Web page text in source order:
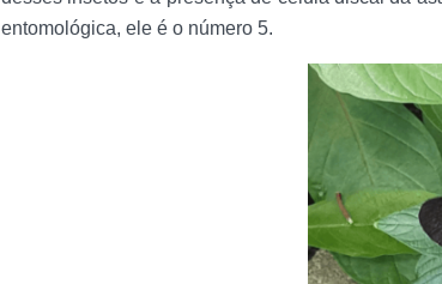
entomológica, ele é o número 5.